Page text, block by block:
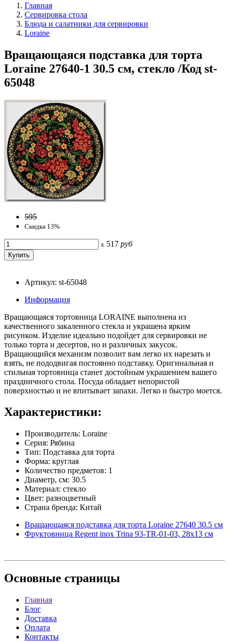
Главная
Сервировка стола
Блюда и салатники для сервировки
Loraine
Вращающаяся подставка для торта
Loraine 27640-1 30.5 см, стекло /Код st-
65048
595
Скидка 13%
x 517 руб
Артикул: st-65048
Информация
Вращающаяся тортовница LORAINE выполнена из
качественного закаленного стекла и украшена ярким
рисунком. Изделие идеально подойдет для сервировки не
только торта и десертов, но и различных закусок.
Вращающийся механизм позволит вам легко их нарезать и
взять, не пододвигая постоянно подставку. Оригинальная и
стильная тортовница станет достойным украшением вашего
праздничного стола. Посуда обладает непористой
поверхностью и не впитывает запахи. Легко и быстро моется.
Характеристики:
Производитель: Loraine
Серия: Рябина
Тип: Подставка для торта
Форма: круглая
Количество предметов: 1
Диаметр, см: 30.5
Материал: стекло
Цвет: разноцветный
Страна бренда: Китай
Вращающаяся подставка для торта Loraine 27640 30.5 см
Фруктовница Regent inox Trina 93-TR-01-03, 28х13 см
Основные страницы
Главная
Блог
Доставка
Оплата
Контакты